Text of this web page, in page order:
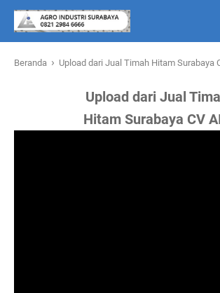
Beranda › Upload dari Jual Timah Hitam Surabaya
Upload dari Jual
Hitam Surabaya CV